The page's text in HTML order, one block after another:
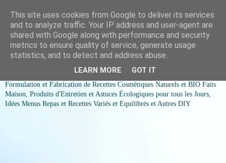
COSMESSENCE BIO Recettes
cosmetiques naturels et Bio et
idées menus variés et équilibrés
Formulation et Fabrication de Recettes Cosmétiques Naturels et BIO Faits
Maison, Produits d'Entretien et Astuces Écologiques pour tous les Jours,
Idées Menus Repas et Recettes Variés et Equilibrés et Autres DIY
This site uses cookies from Google to deliver its services
and to analyze traffic. Your IP address and user-agent are
shared with Google along with performance and security
metrics to ensure quality of service, generate usage
statistics, and to detect and address abuse.
LEARN MORE GOT IT